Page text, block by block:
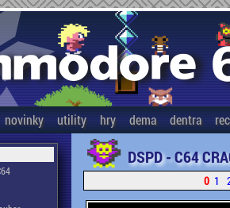
novinky utility hry dema dentra
DSPD - C64
0 1